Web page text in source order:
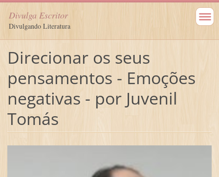
Divulga Escritor
Divulgando Literatura
Direcionar os seus
pensamentos - Emoções
negativas - por Juvenil
Tomás